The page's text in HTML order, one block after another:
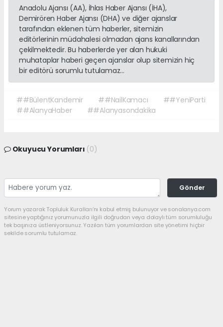
Anadolu Ajansı (AA), İhlas Haber Ajansı (İHA),
Demirören Haber Ajansı (DHA) ve diğer ajanslar
tarafından eklenen tüm haberler, sitemizin
editörlerinin müdahalesi olmadan ajans kanallarından
çekilmektedir. Bu haberlerde yer alan hukuki
muhataplar haberi geçen ajanslar olup sitemizin hiç
bir editörü sorumlu tutulamaz...
##BülentKandemir ##NailKamacı
##YeniParti
##AlanyaHaber
##Alanyasondakika
Okuyucu Yorumları (0)
Gönder
Yorum yazarak Topluluk Kuralları’nı kabul etmiş bulunuyor ve sonalanya.com
sitesine yaptığınız yorumunuzla ilgili doğrudan veya dolaylı tüm sorumluluğu
tek başınıza üstleniyorsunuz. Yazılan tüm yorumlardan site yönetimi hiçbir
şekilde sorumlu tutulamaz.